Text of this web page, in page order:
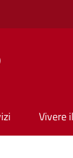
Vivere